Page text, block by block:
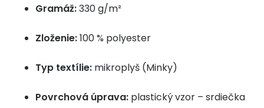
Gramáž:330 g/m²
Zloženie:100 % polyester
Typ textílie: mikroplyš (Minky)
Povrchová úprava: plastický vzor – srdiečka